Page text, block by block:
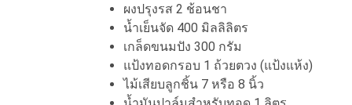
ผงปรุงรส 2 ช้อนชา
น้ำเย็นจัด 400 มิลลิลิตร
เกล็ดขนมปัง 300 กรัม
แป้งทอดกรอบ 1 ถ้วยตวง (แป้งแห้ง)
ไม้เสียบลูกชิ้น 7 หรือ 8 นิ้ว